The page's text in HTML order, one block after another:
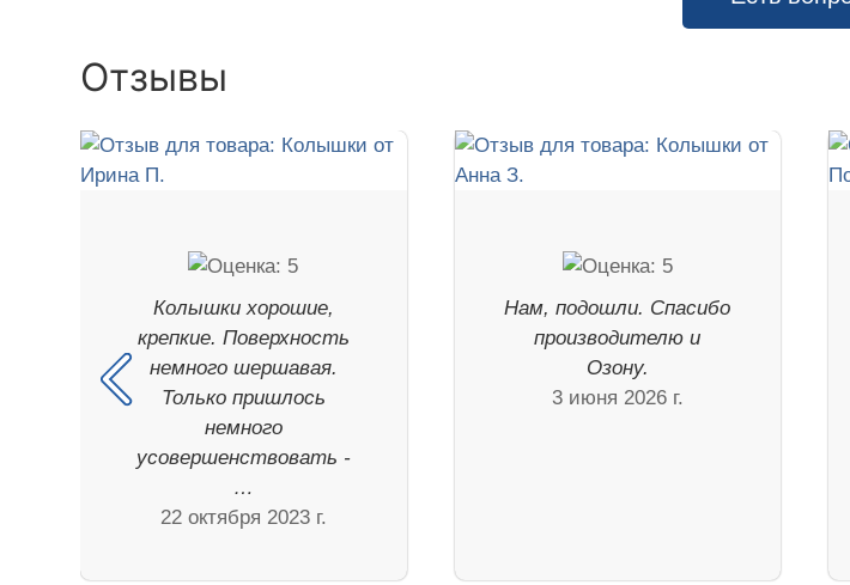
Отзывы
Колышки хорошие,
крепкие. Поверхность
немного шершавая.
Только пришлось
немного
усовершенствовать -
…
22 октября 2023 г.
Нам, подошли. Спасибо
производителю и
Озону.
3 июня 2026 г.